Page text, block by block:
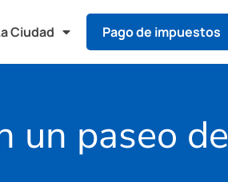
Ciudad Pago de impuestos
un paseo de